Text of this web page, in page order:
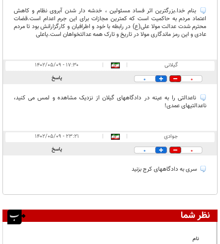
بنام خدا.بزرگترین اثر فساد مسئولین ، خدشه دار شدن آبروی نظام و کاهش
اعتماد مردم به حاکمیت است که کمترین مجازات برای این جرم اعدام است.قضات
محترم شدت عدالت مولا علی(ع) در رابطه با خود و اطرافیان و کارگزارانش بود تا مردم
عادی و این رمز ماندگاری مولا در تاریخ و تارک همه عدالتخواهان است.یاعلی
گیلانی |
|
۱۷:۳۰ - ۱۴۰۲/۰۵/۰۹
0
0 پاسخ
ناعدالتی را به عینه در دادگاههای گیلان از نزدیک مشاهده و لمس می کنید،
ناعدالتیهای عمدی!
جوادی |
|
۲۳:۲۱ - ۱۴۰۲/۰۵/۰۹
0
0 پاسخ
سری به دادگاههای کرج بزنید
نظر شما
نام